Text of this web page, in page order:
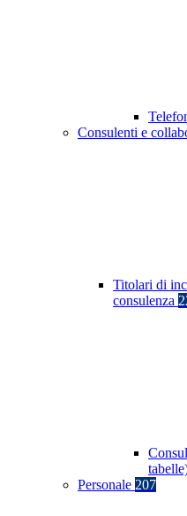
Consulenti e
Titolari di
consulenza
Personale 207